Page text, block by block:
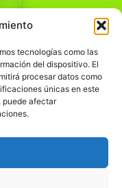
tecnologías como las
del dispositivo. El
procesar datos como
únicas en este
puede afectar